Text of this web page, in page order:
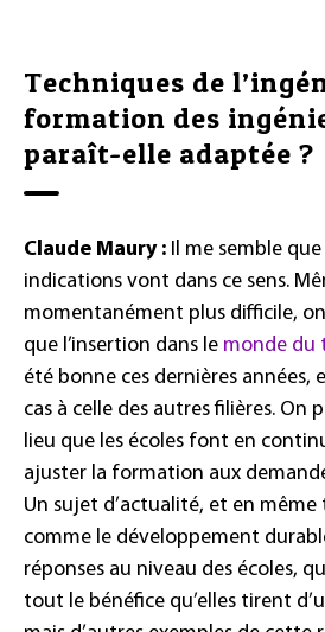
Techniques de
formation des
paraît-elle adaptée ?
Claude Maury : Il me semble
indications vont dans ce sens.
momentanément plus difficile,
que l’insertion dans le monde du
été bonne ces dernières années,
cas à celle des autres filières. On
lieu que les écoles font en
ajuster la formation aux
Un sujet d’actualité, et en même
comme le développement
réponses au niveau des écoles,
tout le bénéfice qu’elles tirent